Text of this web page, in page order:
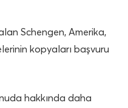
Schengen, Amerika,
kopyaları başvuru
hakkında daha